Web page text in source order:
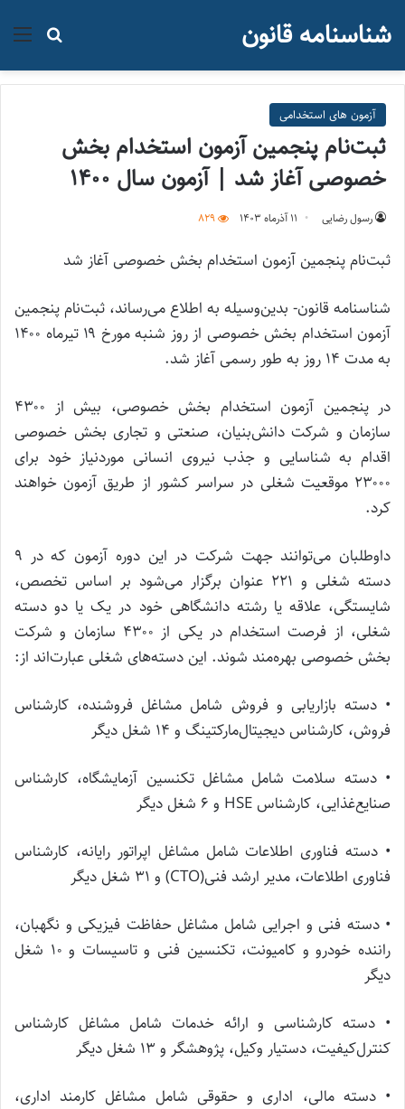
جستجو شناسنامه قانون
آزمون های استخدامی
ثبت‌نام پنجمین آزمون استخدام بخش
خصوصی آغاز شد | آزمون سال ۱۴۰۰
رسول رضایی ۱۱ آذر‌ماه ۱۴۰۳ 829
ثبت‌نام پنجمین آزمون استخدام بخش خصوصی آغاز شد
شناسنامه قانون- بدین‌وسیله به اطلاع می‌رساند، ثبت‌نام پنجمین
آزمون استخدام بخش خصوصی از روز شنبه مورخ ۱۹ تیرماه ۱۴۰۰
به مدت ۱۴ روز به طور رسمی آغاز شد.
در پنجمین آزمون استخدام بخش خصوصی، بیش از ۴۳۰۰
سازمان و شرکت دانش‌بنیان، صنعتی و تجاری بخش خصوصی
اقدام به شناسایی و جذب نیروی انسانی موردنیاز خود برای
۲۳۰۰۰ موقعیت شغلی در سراسر کشور از طریق آزمون خواهند
کرد.
داوطلبان می‌توانند جهت شرکت در این دوره آزمون که در ۹
دسته شغلی و ۲۲۱ عنوان برگزار می‌شود بر اساس تخصص،
شایستگی، علاقه یا رشته دانشگاهی خود در یک یا دو دسته
شغلی، از فرصت استخدام در یکی از ۴۳۰۰ سازمان و شرکت
بخش خصوصی بهره‌مند شوند. این دسته‌های شغلی عبارت‌اند از:
• دسته بازاریابی و فروش شامل مشاغل فروشنده، کارشناس
فروش، کارشناس دیجیتال‌مارکتینگ و ۱۴ شغل دیگر
• دسته سلامت شامل مشاغل تکنسین آزمایشگاه، کارشناس
صنایع‌غذایی، کارشناس HSE و ۶ شغل دیگر
• دسته فناوری‌ اطلاعات شامل مشاغل اپراتور رایانه، کارشناس
فناوری اطلاعات، مدیر ارشد فنی(CTO) و ۳۱ شغل دیگر
• دسته فنی و اجرایی شامل مشاغل حفاظت فیزیکی و نگهبان،
راننده خودرو و کامیونت، تکنسین فنی و تاسیسات و ۱۰ شغل
دیگر
• دسته کارشناسی و ارائه خدمات شامل مشاغل کارشناس
کنترل‌‌کیفیت، دستیار وکیل، پژوهشگر و ۱۳ شغل دیگر
• دسته مالی، اداری و حقوقی شامل مشاغل کارمند اداری،